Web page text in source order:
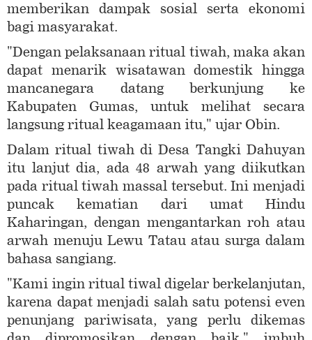
memberikan dampak sosial serta ekonomi
bagi masyarakat.
"Dengan pelaksanaan ritual tiwah, maka akan
dapat menarik wisatawan domestik hingga
mancanegara datang berkunjung ke
Kabupaten Gumas, untuk melihat secara
langsung ritual keagamaan itu," ujar Obin.
Dalam ritual tiwah di Desa Tangki Dahuyan
itu lanjut dia, ada 48 arwah yang diikutkan
pada ritual tiwah massal tersebut. Ini menjadi
puncak kematian dari umat Hindu
Kaharingan, dengan mengantarkan roh atau
arwah menuju Lewu Tatau atau surga dalam
bahasa sangiang.
"Kami ingin ritual tiwal digelar berkelanjutan,
karena dapat menjadi salah satu potensi even
penunjang pariwisata, yang perlu dikemas